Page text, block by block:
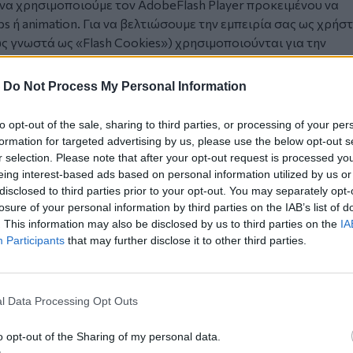
Do Not Process My Personal Information
opt-out of the sale, sharing to third parties, or processing of your
for targeted advertising by us, please use the below opt-out
selection. Please note that after your opt-out request is processed
interest-based ads based on personal information utilized by us
to third parties prior to your opt-out. You may separately
of your personal information by third parties on the IAB’s list of
This information may also be disclosed by us to third parties on the
Participants that may further disclose it to other third parties.
Data Processing Opt Outs
opt-out of the Sharing of my personal data.
χρησιμοποιούμε τον AdobeFlash Player προκειμένου να
animation. Για να βελτιώσουμε την εμπειρία σας ως
γνωστά ως «Flash Cookies») χρησιμοποιούνται για την
σας και προτιμήσεων. Τα FlashCookiesαποθηκεύονται
(interface) διαφορετικής από αυτήν που παρέχεται από το
ότι δεν μπορείτε να διαχειριστείτε τα Flash
θα διαχειριζόσασταν τα Cookies
. Αντιθέτως, μπορείτε να
Flash, απευθείας από την ιστοσελίδα του Adobe. Η
με το πως να διαγράψετε ή απενεργοποιήσετε τα Flash
για περαιτέρω πληροφορίες. Πρέπει να γνωρίζετε ότι
τα FlashCookiesγια τον παρόντα Ιστότοπο, μπορεί να μην
λειτουργίες, όπως σε περιεχόμενα βίντεο ή σε υπηρεσίες
οι πάροχοι υπηρεσιών μας, μπορεί να χρησιμοποιούμε
διαφημίσεων που πιστεύουμε ότι σχετίζονται
μπορεί να χρησιμοποιούμε στοχευμένα ή
που βλέπετε την ίδια διαφήμιση στον Ιστότοπο μας και να
διαφημιστικών ενεργειών. Αυτά τα
θυμούνται
τις πληροφορίες αυτές, με άλλους οργανισμούς, όπως